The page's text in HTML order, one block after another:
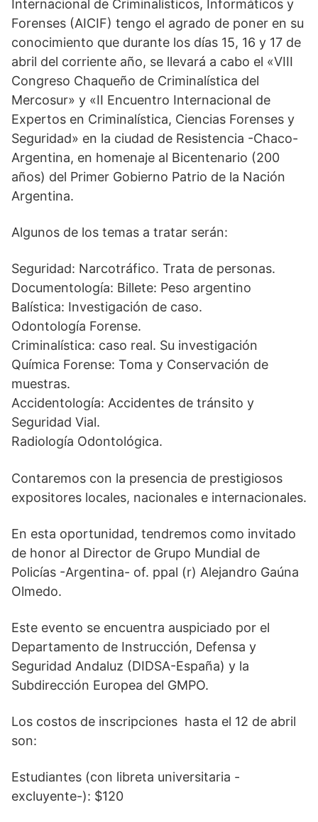
p
e
r
m
n
k
Internacional de Criminalísticos, Informáticos y
Forenses (AICIF) tengo el agrado de poner en su
conocimiento que durante los días 15, 16 y 17 de
abril del corriente año, se llevará a cabo el «VIII
Congreso Chaqueño de Criminalística del
Mercosur» y «II Encuentro Internacional de
Expertos en Criminalística, Ciencias Forenses y
Seguridad» en la ciudad de Resistencia -Chaco-
Argentina, en homenaje al Bicentenario (200
años) del Primer Gobierno Patrio de la Nación
Argentina.
Algunos de los temas a tratar serán:
Seguridad: Narcotráfico. Trata de personas.
Documentología: Billete: Peso argentino
Balística: Investigación de caso.
Odontología Forense.
Criminalística: caso real. Su investigación
Química Forense: Toma y Conservación de
muestras.
Accidentología: Accidentes de tránsito y
Seguridad Vial.
Radiología Odontológica.
Contaremos con la presencia de prestigiosos
expositores locales, nacionales e internacionales.
En esta oportunidad, tendremos como invitado
de honor al Director de Grupo Mundial de
Policías -Argentina- of. ppal (r) Alejandro Gaúna
Olmedo.
Este evento se encuentra auspiciado por el
Departamento de Instrucción, Defensa y
Seguridad Andaluz (DIDSA-España) y la
Subdirección Europea del GMPO.
Los costos de inscripciones hasta el 12 de abril
son:
Estudiantes (con libreta universitaria -
excluyente-): $120